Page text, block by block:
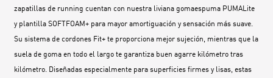
zapatillas de running cuentan con nuestra liviana gomaespuma PUMALite
y plantilla SOFTFOAM+ para mayor amortiguación y sensación más suave.
Su sistema de cordones Fit+ te proporciona mejor sujeción, mientras que la
suela de goma en todo el largo te garantiza buen agarre kilómetro tras
kilómetro. Diseñadas especialmente para superficies firmes y lisas, estas